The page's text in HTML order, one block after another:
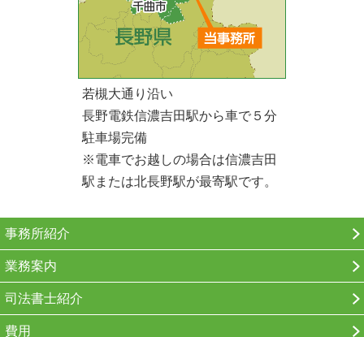
若槻大通り沿い
長野電鉄信濃吉田駅から車で５分
駐車場完備
※電車でお越しの場合は信濃吉田
駅または北長野駅が最寄駅です。
事務所紹介
業務案内
司法書士紹介
費用